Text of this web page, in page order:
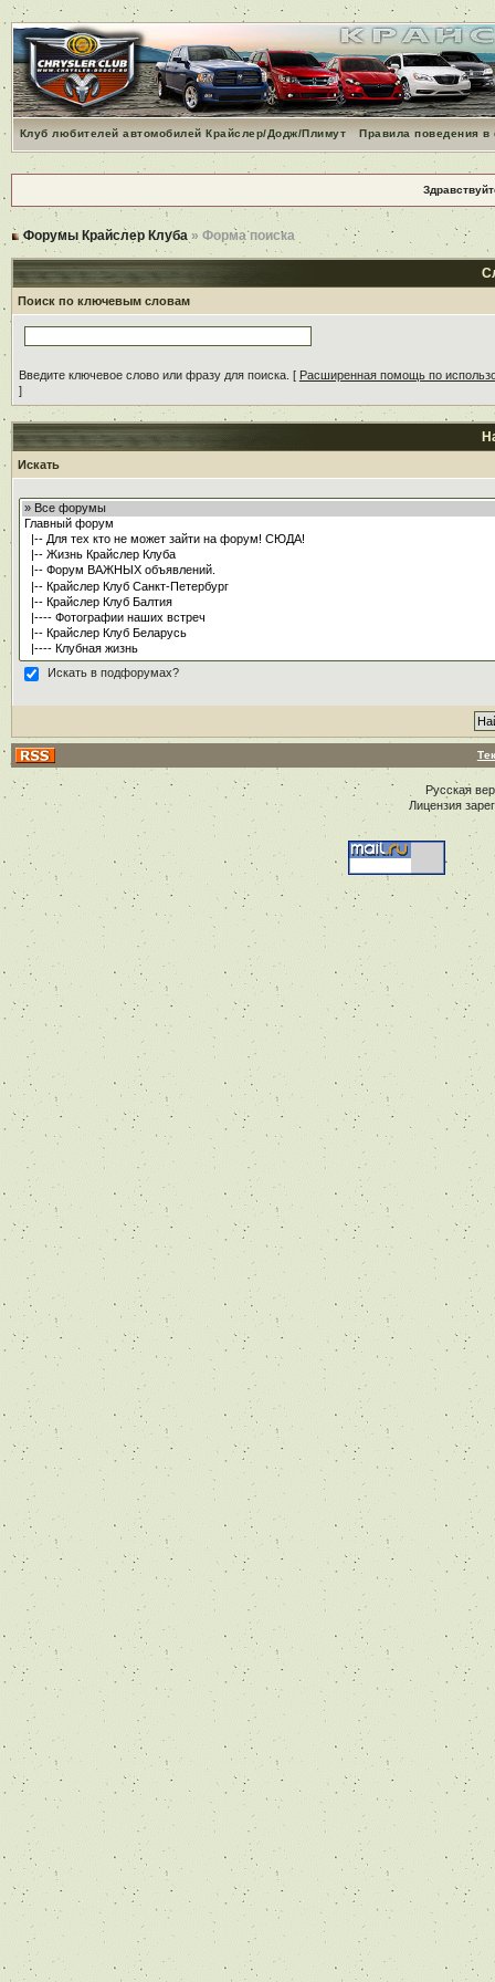
Клуб любителей автомобилей Крайслер/Додж/Плимут Правила поведения
Форумы Крайслер Клуба » Форма поиска
Поиск по ключевым словам
Введите ключевое слово или фразу для поиска. [ Расширенная помощь по
]
Искать
Искать в подфорумах?
Русская
Лицензия